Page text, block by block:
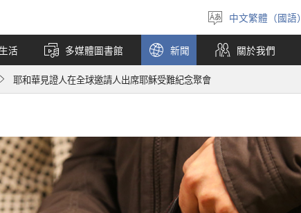
選
擇
語
言
中文繁體（國語）
活 多媒體圖書館 新聞 關於我們
耶和華見證人在全球邀請人出席耶穌受難紀念聚會